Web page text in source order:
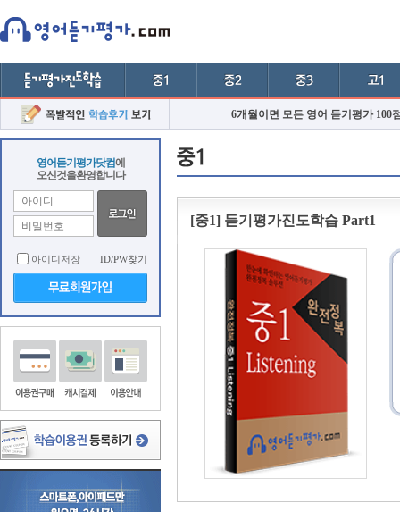
6개월이면 모든 영어 듣기평가 100
영어듣기평가닷컴에
오신것을환영합니다
아이디저장 ID/PW찾기
[중1] 듣기평가진도학습 Part1